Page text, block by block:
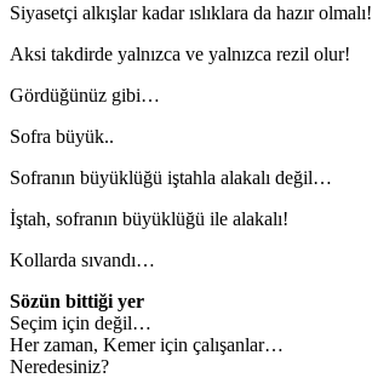
Siyasetçi alkışlar kadar ıslıklara da hazır olmalı!
Aksi takdirde yalnızca ve yalnızca rezil olur!
Gördüğünüz gibi…
Sofra büyük..
Sofranın büyüklüğü iştahla alakalı değil…
İştah, sofranın büyüklüğü ile alakalı!
Kollarda sıvandı…
Sözün bittiği yer
Seçim için değil…
Her zaman, Kemer için çalışanlar…
Neredesiniz?